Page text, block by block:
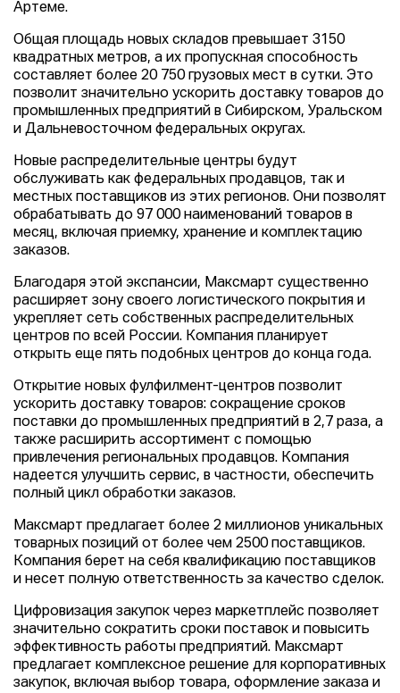
Артеме.
Общая площадь новых складов превышает 3150
квадратных метров, а их пропускная способность
составляет более 20 750 грузовых мест в сутки. Это
позволит значительно ускорить доставку товаров до
промышленных предприятий в Сибирском, Уральском
и Дальневосточном федеральных округах.
Новые распределительные центры будут
обслуживать как федеральных продавцов, так и
местных поставщиков из этих регионов. Они позволят
обрабатывать до 97 000 наименований товаров в
месяц, включая приемку, хранение и комплектацию
заказов.
Благодаря этой экспансии, Максмарт существенно
расширяет зону своего логистического покрытия и
укрепляет сеть собственных распределительных
центров по всей России. Компания планирует
открыть еще пять подобных центров до конца года.
Открытие новых фулфилмент-центров позволит
ускорить доставку товаров: сокращение сроков
поставки до промышленных предприятий в 2,7 раза, а
также расширить ассортимент с помощью
привлечения региональных продавцов. Компания
надеется улучшить сервис, в частности, обеспечить
полный цикл обработки заказов.
Максмарт предлагает более 2 миллионов уникальных
товарных позиций от более чем 2500 поставщиков.
Компания берет на себя квалификацию поставщиков
и несет полную ответственность за качество сделок.
Цифровизация закупок через маркетплейс позволяет
значительно сократить сроки поставок и повысить
эффективность работы предприятий. Максмарт
предлагает комплексное решение для корпоративных
закупок, включая выбор товара, оформление заказа и